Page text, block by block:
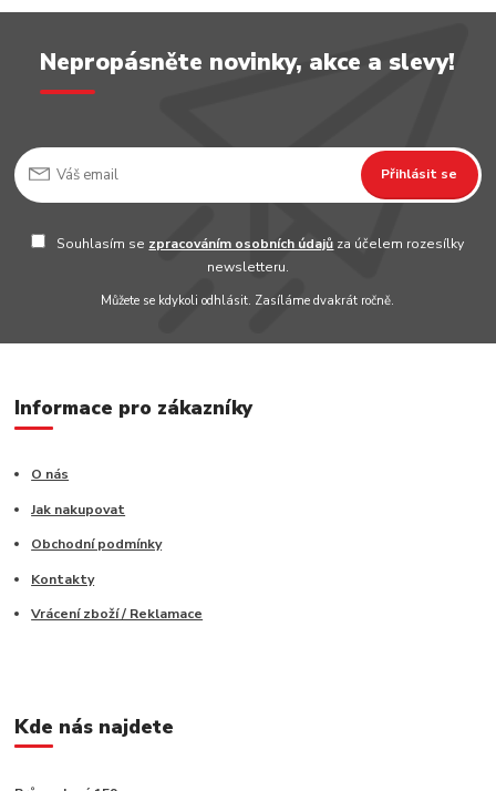
Nepropásněte novinky, akce a slevy!
Přihlásit se
Souhlasím se zpracováním osobních údajů za účelem rozesílky
newsletteru.
Můžete se kdykoli odhlásit. Zasíláme dvakrát ročně.
Informace pro zákazníky
O nás
Jak nakupovat
Obchodní podmínky
Kontakty
Vrácení zboží / Reklamace
Kde nás najdete